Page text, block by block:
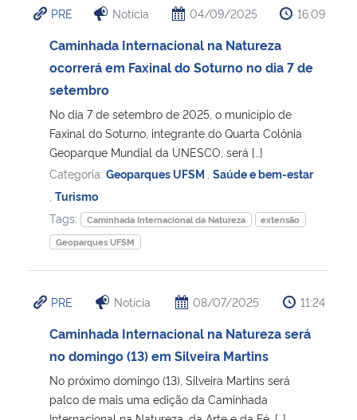
Ministério da Cidadania
Ministério de Minas e Energia
Ministério da Ciência, Tecnologia, Inovações e Comunicações
Ministério do Meio Ambiente
Ministério do Turismo
Controladoria-Geral da União
Ministério da Mulher, da Família e dos Direitos Humanos
Secretaria-Geral
PRE Notícia 04/09/2025 16:09
Caminhada Internacional na Natureza
ocorrerá em Faxinal do Soturno no dia 7 de
setembro
No dia 7 de setembro de 2025, o município de
Faxinal do Soturno, integrante do Quarta Colônia
Geoparque Mundial da UNESCO, será […]
Categoria: Geoparques UFSM Saúde e bem-estar
Turismo
Tags:
Caminhada Internacional da Natureza
extensão
Geoparques UFSM
PRE Notícia 08/07/2025 11:24
Caminhada Internacional na Natureza será
no domingo (13) em Silveira Martins
No próximo domingo (13), Silveira Martins será
palco de mais uma edição da Caminhada